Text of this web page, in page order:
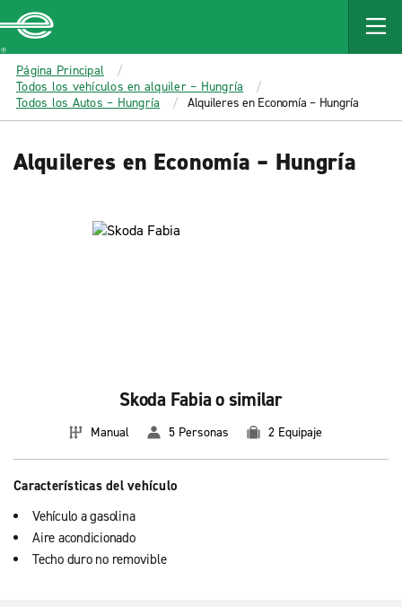
MAIN
CONTENT
Enterprise
Página Principal
Todos los vehículos en alquiler – Hungría
Todos los Autos – Hungría
Alquileres en Economía – Hungría
Alquileres en Economía – Hungría
Skoda Fabia o similar
Manual 5 Personas 2 Equipaje
Características del vehículo
Vehículo a gasolina
Aire acondicionado
Techo duro no removible